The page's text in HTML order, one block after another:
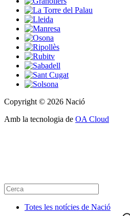
Copyright © 2026 Nació
Amb la tecnologia de OA Cloud
Totes les notícies de Nació